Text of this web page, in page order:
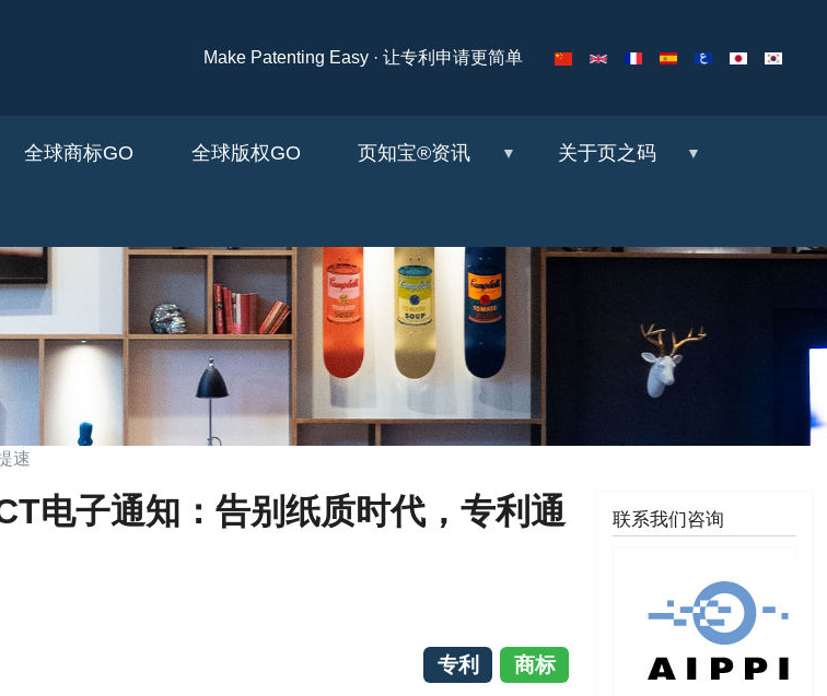
Make Patenting Easy · 让专利申请更简单
全球商标GO 全球版权GO 页知宝®资讯 关于页之码
速
电子通知：告别纸质时代，专利通
专利 商标
联系我们咨询